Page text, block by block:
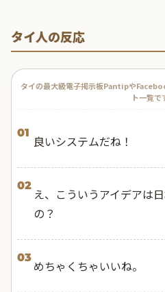
タイ人の反応
タイの最大級電子掲示板Pantipや
ト一覧で
01
良いシステムだね！
02
え、こういうアイデアは
の？
03
めちゃくちゃいいね。